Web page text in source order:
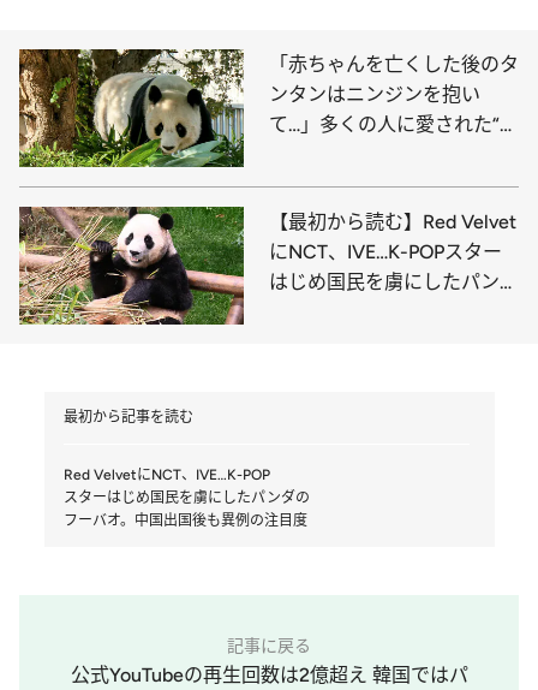
「赤ちゃんを亡くした後のタ
ンタンはニンジンを抱い
て…」多くの人に愛された“神
【最初から読む】Red Velvet
にNCT、IVE…K-POPスター
はじめ国民を虜にしたパンダ
最初から記事を読む
Red VelvetにNCT、IVE…K-POP
スターはじめ国民を虜にしたパンダの
フーバオ。中国出国後も異例の注目度
記事に戻る
公式YouTubeの再生回数は2億超え 韓国ではパ